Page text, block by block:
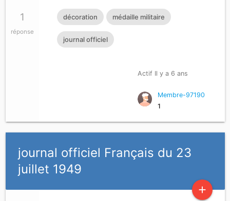
1
réponse
décoration médaille militaire
journal officiel
Actif Il y a 6 ans
Membre-97190
1
journal officiel Français du 23
juillet 1949
add